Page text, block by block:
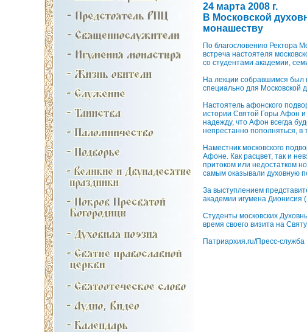
24 марта 2008 г.
В Московской
монашеству
По благословению Ректора
встреча настоятеля
со студентами академии,
На лекции собравшимся был
специально для Московской
Настоятель афонского
истории Святой Горы Афон и
надежду, что Афон всегда
непрестанно пополняться, в
Наместник московского
Афоне. Как расцвет, так и
притоком или недостатком
самым оказывали духовную
За выступлением
академии игумена Дионисия
Студенты московских
время своего визита на
Патриархия.ru/Пресс-